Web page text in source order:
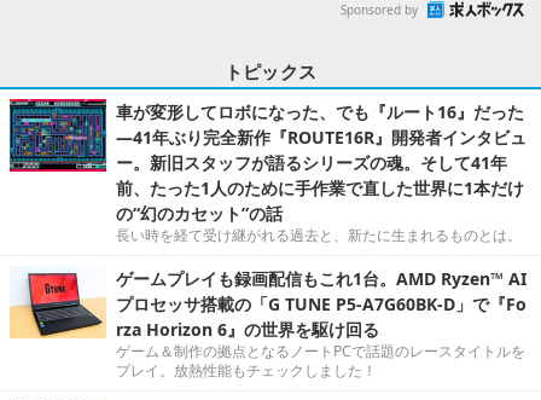
Sponsored by
トピックス
車が変形してロボになった、でも『ルート16』だった
―41年ぶり完全新作『ROUTE16R』開発者インタビュ
ー。新旧スタッフが語るシリーズの魂。そして41年
前、たった1人のために手作業で直した世界に1本だけ
の“幻のカセット”の話
長い時を経て受け継がれる過去と、新たに生まれるものとは。
ゲームプレイも録画配信もこれ1台。AMD Ryzen™ AI
プロセッサ搭載の「G TUNE P5-A7G60BK-D」で『Fo
rza Horizon 6』の世界を駆け回る
ゲーム＆制作の拠点となるノートPCで話題のレースタイトルを
プレイ。放熱性能もチェックしました！